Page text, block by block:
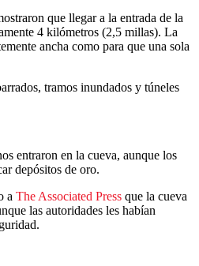
que llegar a la entrada de la
4 kilómetros (2,5 millas). La
ancha como para que una sola
tramos inundados y túneles
entraron en la cueva, aunque los
depósitos de oro.
a The Associated Press que la cueva
las autoridades les habían